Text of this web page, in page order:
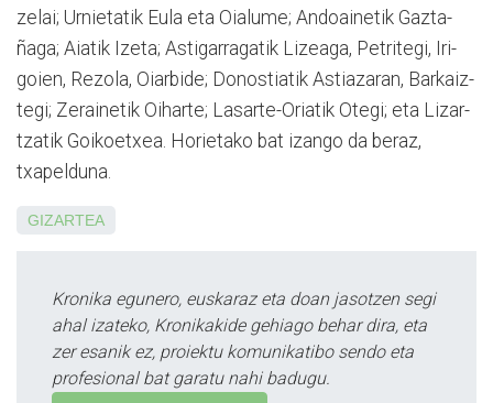
zelai; Urnietatik Eula eta Oialu­me; Andoainetik Gazta­
ñaga; Aiatik Izeta; Astigarra­gatik Lizeaga, Petritegi, Iri­
goien, Rezola, Oiarbide; Do­nos­tiatik Astiazaran, Barkaiz­
tegi; Zerainetik Oiharte; Lasarte-Oriatik Otegi; eta Li­zar­
tzatik Goikoetxea. Horieta­ko bat izan­go da beraz,
txapelduna.
GIZARTEA
Kronika egunero, euskaraz eta doan jasotzen segi
ahal izateko, Kronikakide gehiago behar dira, eta
zer esanik ez, proiektu komunikatibo sendo eta
profesional bat garatu nahi badugu.